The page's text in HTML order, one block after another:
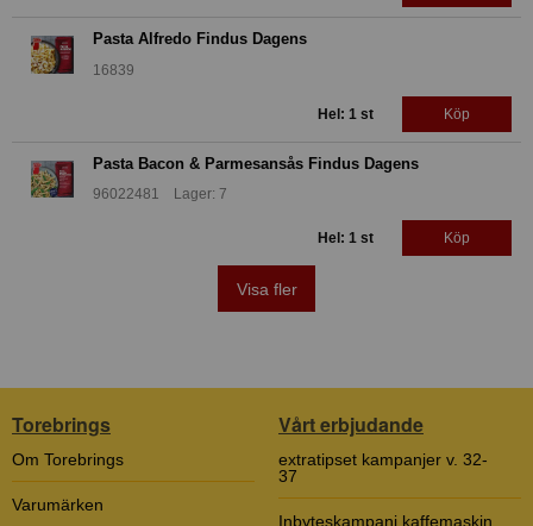
Pasta Alfredo Findus Dagens
16839
Hel: 1 st Köp
Pasta Bacon & Parmesansås Findus Dagens
96022481 Lager: 7
Hel: 1 st Köp
Visa fler
Torebrings
Om Torebrings
Varumärken
Vårt erbjudande
extratipset kampanjer v. 32-
37
Inbyteskampanj kaffemaskin